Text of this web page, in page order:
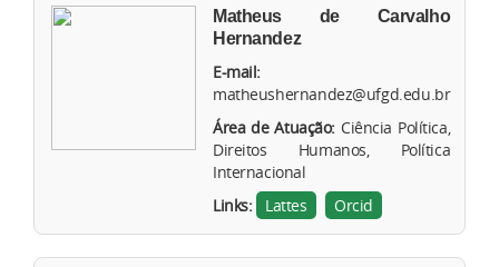
Matheus de Carvalho
Hernandez
E-mail:
matheushernandez@ufgd.edu.br
Área de Atuação: Ciência Política,
Direitos Humanos, Política
Internacional
Links:
Lattes Orcid